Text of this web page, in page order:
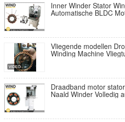
Inner Winder Stator
Automatische BLDC
Vliegende modellen
Winding Machine
Draadband motor
Naald Winder Volledig